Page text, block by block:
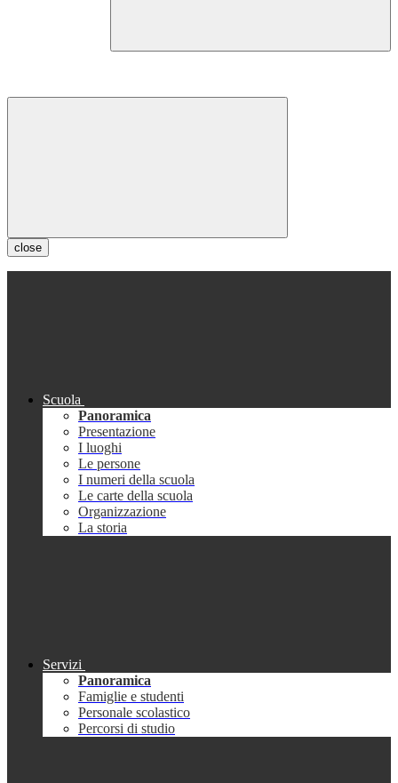
close
Scuola
Panoramica
Presentazione
I luoghi
Le persone
I numeri della scuola
Le carte della scuola
Organizzazione
La storia
Servizi
Panoramica
Famiglie e studenti
Personale scolastico
Percorsi di studio